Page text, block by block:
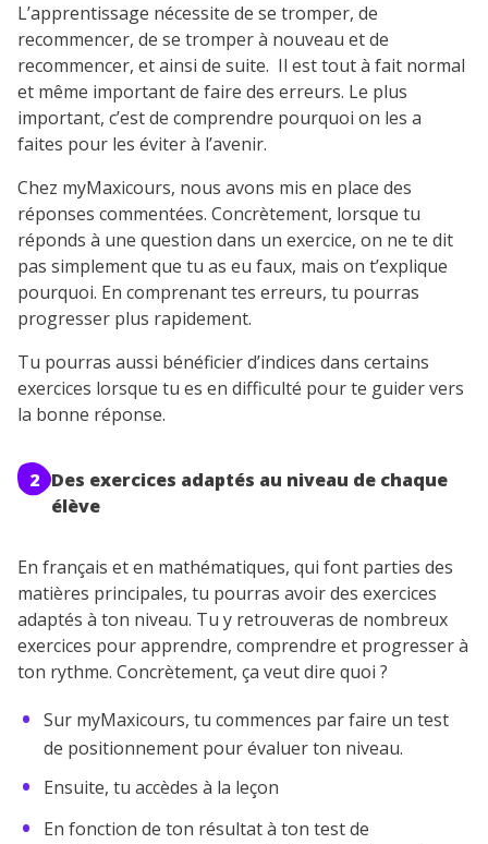
L’apprentissage nécessite de se tromper, de
recommencer, de se tromper à nouveau et de
recommencer, et ainsi de suite. Il est tout à fait normal
et même important de faire des erreurs. Le plus
important, c’est de comprendre pourquoi on les a
faites pour les éviter à l’avenir.
Chez myMaxicours, nous avons mis en place des
réponses commentées. Concrètement, lorsque tu
réponds à une question dans un exercice, on ne te dit
pas simplement que tu as eu faux, mais on t’explique
pourquoi. En comprenant tes erreurs, tu pourras
progresser plus rapidement.
Tu pourras aussi bénéficier d’indices dans certains
exercices lorsque tu es en difficulté pour te guider vers
la bonne réponse.
2 Des exercices adaptés au niveau de chaque
élève
En français et en mathématiques, qui font parties des
matières principales, tu pourras avoir des exercices
adaptés à ton niveau. Tu y retrouveras de nombreux
exercices pour apprendre, comprendre et progresser à
ton rythme. Concrètement, ça veut dire quoi ?
Sur myMaxicours, tu commences par faire un test
de positionnement pour évaluer ton niveau.
Ensuite, tu accèdes à la leçon
En fonction de ton résultat à ton test de